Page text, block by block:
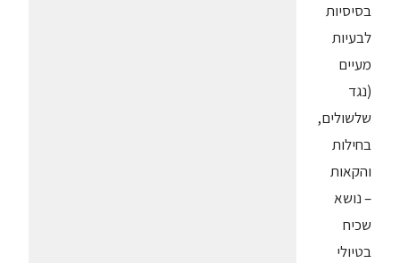
בסיסיות
לבעיות
מעיים
(נגד
שלשולים,
בחילות
והקאות
– נושא
שכיח
בטיולי